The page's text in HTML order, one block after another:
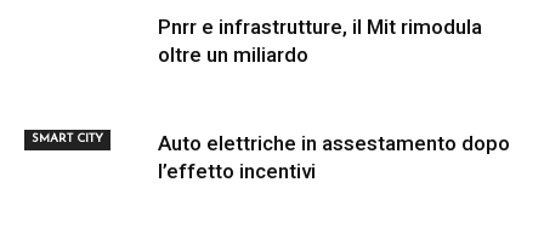
SMART CITY
Pnrr e infrastrutture, il Mit rimodula
oltre un miliardo
Auto elettriche in assestamento dopo
l’effetto incentivi